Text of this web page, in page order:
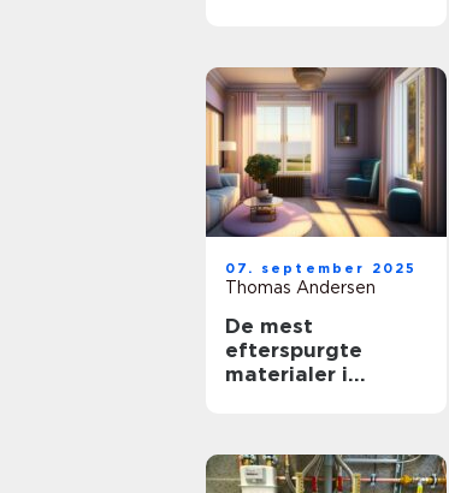
07. september 2025
Thomas Andersen
De mest
efterspurgte
materialer i